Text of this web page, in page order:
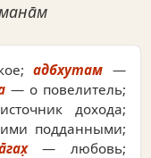
адбхутам —
— о повелитель;
дохода;
подданными;
— любовь;